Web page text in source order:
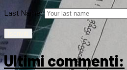
Last Name:
Ultimi commenti: